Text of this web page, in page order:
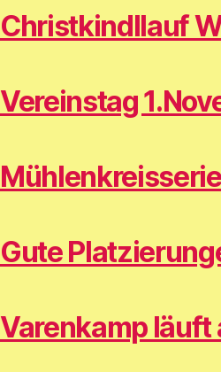
Christkindllauf
Vereinstag
Gute
Varenkamp läuft